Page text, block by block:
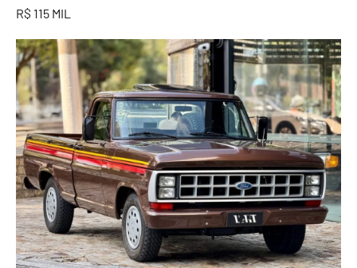
R$ 115 MIL